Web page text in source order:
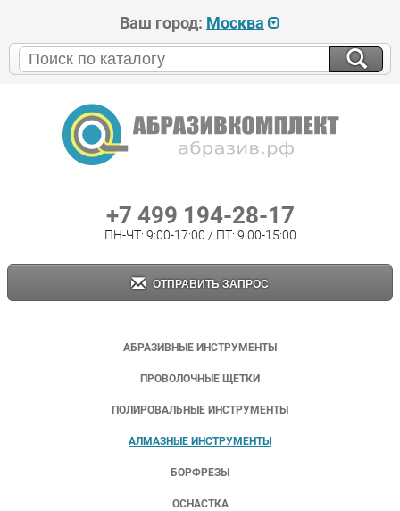
Ваш город: Москва
+7 499 194-28-17
ПН-ЧТ: 9:00-17:00 / ПТ: 9:00-15:00
ОТПРАВИТЬ ЗАПРОС
АБРАЗИВНЫЕ ИНСТРУМЕНТЫ
ПРОВОЛОЧНЫЕ ЩЕТКИ
ПОЛИРОВАЛЬНЫЕ ИНСТРУМЕНТЫ
АЛМАЗНЫЕ ИНСТРУМЕНТЫ
БОРФРЕЗЫ
ОСНАСТКА